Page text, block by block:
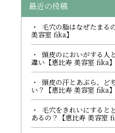
最近の投稿
毛穴の脂はなぜたまる
美容室 fika】
頭皮のにおいがする人
違い【恵比寿 美容室 fika】
頭皮の汗とあぶら、ど
い？【恵比寿 美容室 fika】
毛穴をきれいにすると
あるの？【恵比寿 美容室